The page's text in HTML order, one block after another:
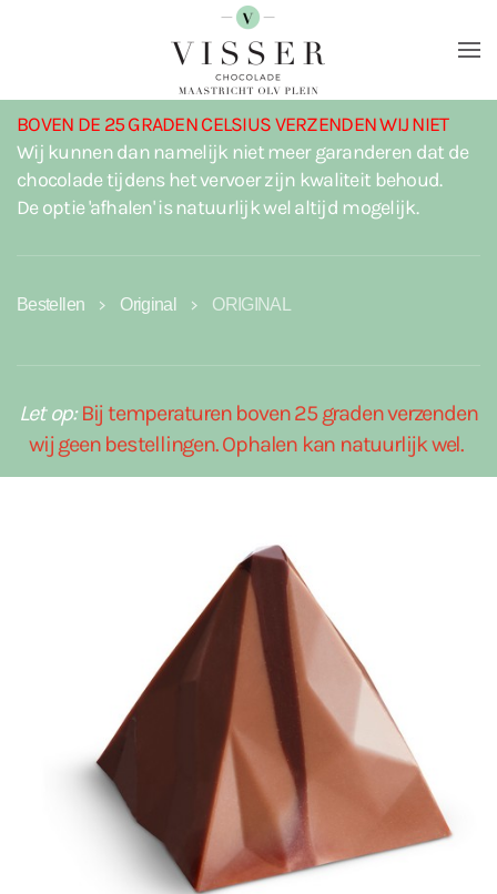
Terug naar hoofdinhoud
BOVEN DE 25 GRADEN CELSIUS VERZENDEN WIJ NIET
Wij kunnen dan namelijk niet meer garanderen dat de
chocolade tijdens het vervoer zijn kwaliteit behoud.
De optie 'afhalen' is natuurlijk wel altijd mogelijk.
Bestellen Original ORIGINAL
Let op:Bij temperaturen boven 25 graden verzenden
wij geen bestellingen. Ophalen kan natuurlijk wel.